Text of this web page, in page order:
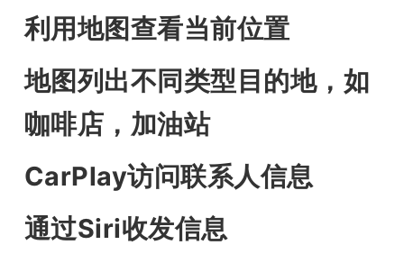
利用地图查看当前位置
地图列出不同类型目的地，如
咖啡店，加油站
CarPlay访问联系人信息
通过Siri收发信息